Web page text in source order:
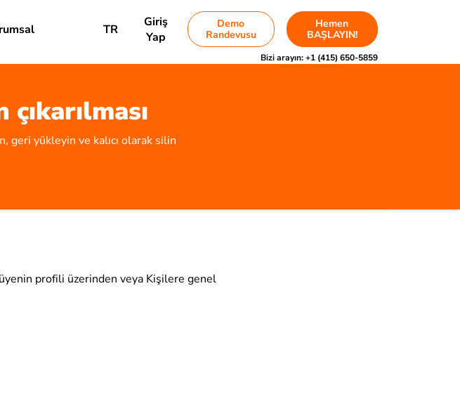
TR
Giriş
Yap
Demo
Randevusu
Hemen
BAŞLAYIN!
Bizi arayın:+1 (415) 650-5859
geri yükleyin ve kalıcı olarak silin
üyenin profili üzerinden veya Kişilere genel